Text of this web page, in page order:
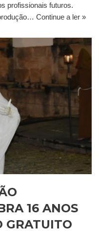
profissionais futuros.
Continue a ler »
16 ANOS
GRATUITO